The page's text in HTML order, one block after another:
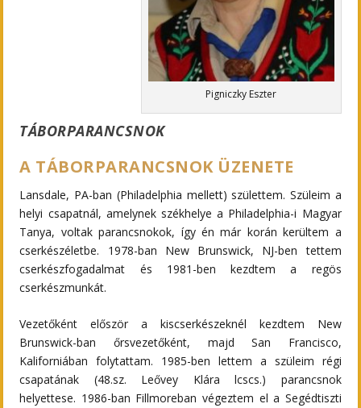
Pigniczky Eszter
TÁBORPARANCSNOK
A TÁBORPARANCSNOK ÜZENETE
Lansdale, PA-ban (Philadelphia mellett) születtem. Szüleim a
helyi csapatnál, amelynek székhelye a Philadelphia-i Magyar
Tanya, voltak parancsnokok, így én már korán kerültem a
cserkészéletbe. 1978-ban New Brunswick, NJ-ben tettem
cserkészfogadalmat és 1981-ben kezdtem a regös
cserkészmunkát.
Vezetőként először a kiscserkészeknél kezdtem New
Brunswick-ban őrsvezetőként, majd San Francisco,
Kaliforniában folytattam. 1985-ben lettem a szüleim régi
csapatának (48.sz. Leővey Klára lcscs.) parancsnok
helyettese. 1986-ban Fillmoreban végeztem el a Segédtiszti